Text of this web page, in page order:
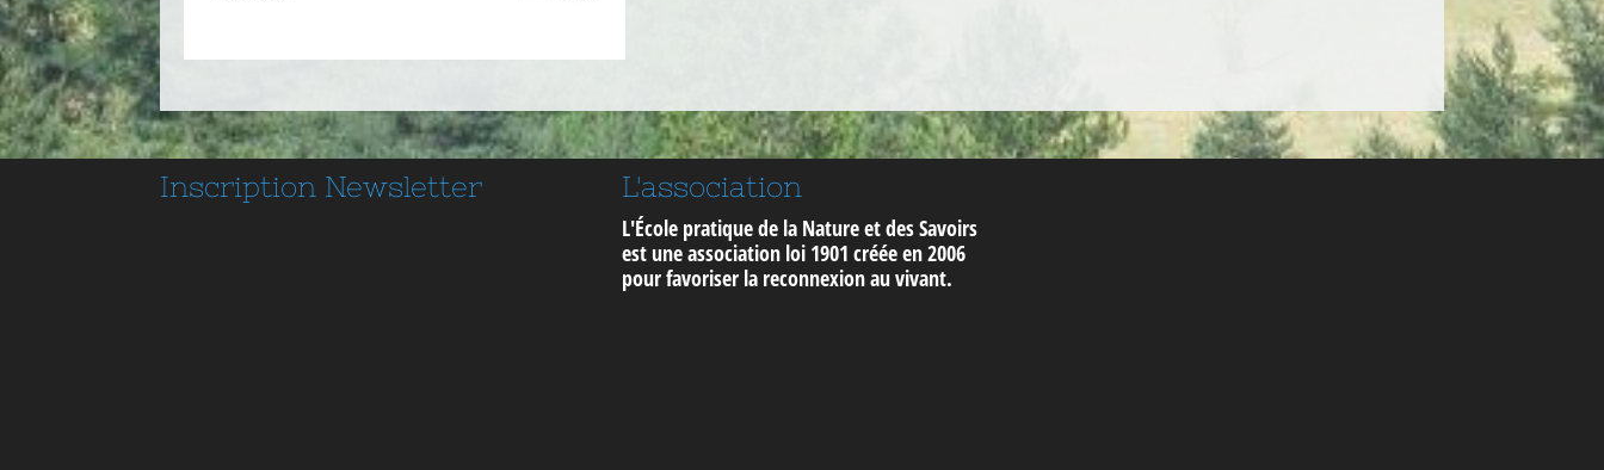
Inscription Newsletter L'association
L'École pratique de la Nature et des Savoirs
est une association loi 1901 créée en 2006
pourfavoriser la reconnexion au vivant.